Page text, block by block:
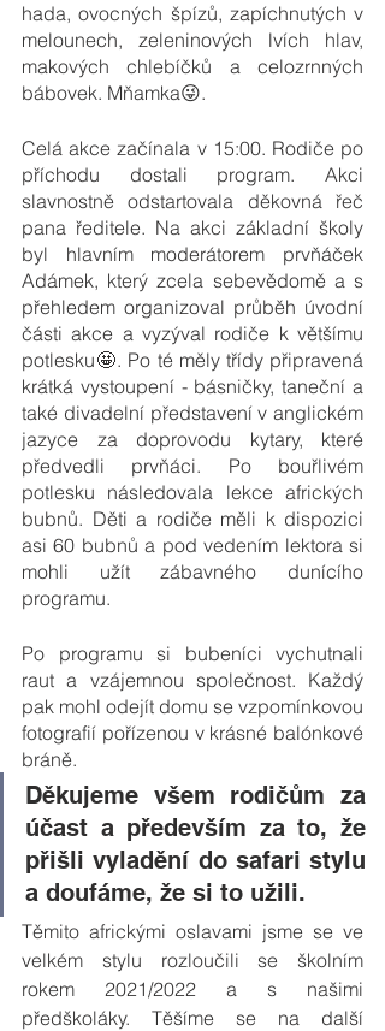
hada, ovocných špízů, zapíchnutých v
melounech, zeleninových lvích hlav,
makových chlebíčků a celozrnných
bábovek. Mňamka😜.
Celá akce začínala v 15:00. Rodiče po
příchodu dostali program. Akci
slavnostně odstartovala děkovná řeč
pana ředitele. Na akci základní školy
byl hlavním moderátorem prvňáček
Adámek, který zcela sebevědomě a s
přehledem organizoval průběh úvodní
části akce a vyzýval rodiče k většímu
potlesku🤩. Po té měly třídy připravená
krátká vystoupení - básničky, taneční a
také divadelní představení v anglickém
jazyce za doprovodu kytary, které
předvedli prvňáci. Po bouřlivém
potlesku následovala lekce afrických
bubnů. Děti a rodiče měli k dispozici
asi 60 bubnů a pod vedením lektora si
mohli užít zábavného dunícího
programu.
Po programu si bubeníci vychutnali
raut a vzájemnou společnost. Každý
pak mohl odejít domu se vzpomínkovou
fotografií pořízenou v krásné balónkové
bráně.
Děkujeme všem rodičům za
účast a především za to, že
přišli vyladění do safari stylu
a doufáme, že si to užili.
Těmito africkými oslavami jsme se ve
velkém stylu rozloučili se školním
rokem 2021/2022 a s našimi
předškoláky. Těšíme se na další